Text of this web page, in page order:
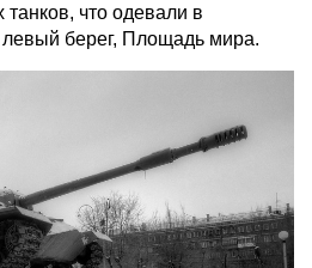
что одевали в
левый берег, Площадь мира.